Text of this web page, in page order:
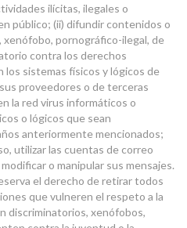
ilícitas, ilegales o
público; (ii) difundir contenidos o
pornográfico-ilegal, de
contra los derechos
los sistemas físicos y lógicos de
proveedores o de terceras
la red virus informáticos o
o lógicos que sean
anteriormente mencionados;
utilizar las cuentas de correo
o manipular sus mensajes.
el derecho de retirar todos
que vulneren el respeto a la
discriminatorios, xenófobos,